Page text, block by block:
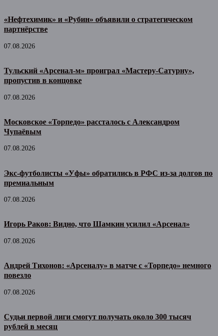
«Нефтехимик» и «Рубин» объявили о стратегическом
партнёрстве
07.08.2026
Тульский «Арсенал-м» проиграл «Мастеру-Сатурну»,
пропустив в концовке
07.08.2026
Московское «Торпедо» рассталось с Александром
Чупаёвым
07.08.2026
Экс-футболисты «Уфы» обратились в РФС из-за долгов по
премиальным
07.08.2026
Игорь Раков: Видно, что Шамкин усилил «Арсенал»
07.08.2026
Андрей Тихонов: «Арсеналу» в матче с «Торпедо» немного
повезло
07.08.2026
Судьи первой лиги смогут получать около 300 тысяч
рублей в месяц